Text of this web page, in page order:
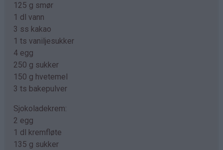
125 g smør
1 dl vann
3 ss kakao
1 ts vaniljesukker
4 egg
250 g sukker
150 g hvetemel
3 ts bakepulver
Sjokoladekrem:
2 egg
1 dl kremfløte
135 g sukker